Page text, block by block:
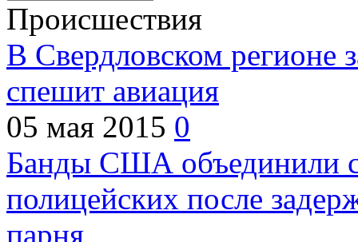
Происшествия
В Свердловском регионе
спешит авиация
05 мая 2015 0
Банды США объединили
полицейских после
парня